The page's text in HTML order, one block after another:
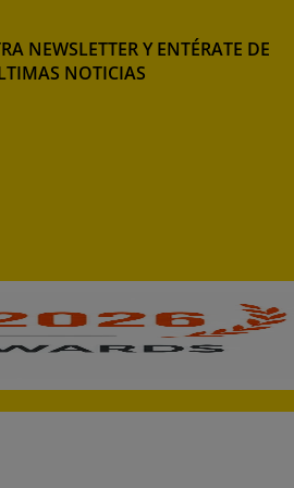
NEWSLETTER Y ENTÉRATE DE
NOTICIAS